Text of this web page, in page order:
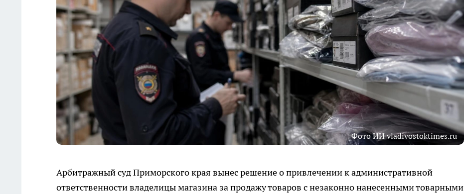
Фото ИИ vladivostoktimes.ru
Арбитражный суд Приморского края вынес решение о привлечении к административной
ответственности владелицы магазина за продажу товаров с незаконно нанесенными товарными